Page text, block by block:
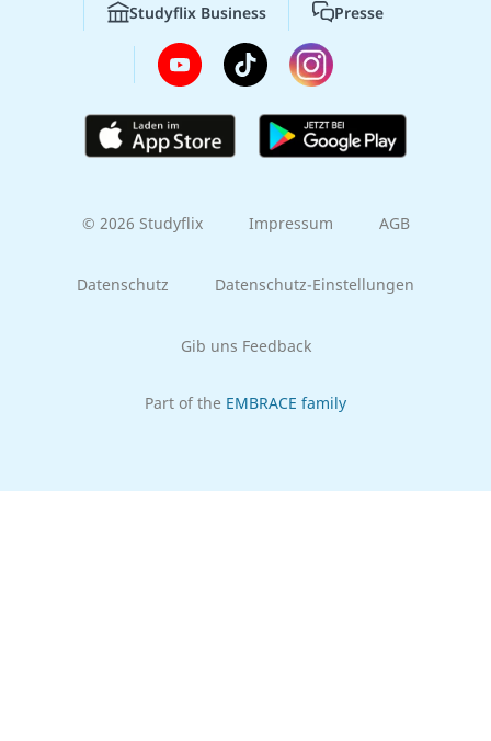
Studyflix Business Presse
© 2026 Studyflix Impressum AGB
Datenschutz Datenschutz-Einstellungen
Gib uns Feedback
Part of the EMBRACE family